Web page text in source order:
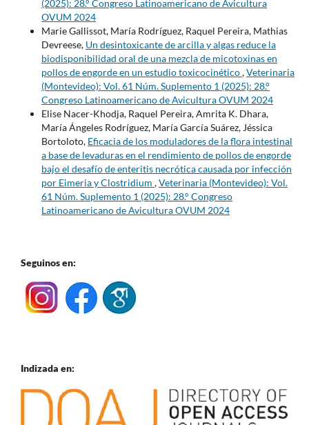
(2025): 28.° Congreso Latinoamericano de Avicultura
OVUM 2024
Marie Gallissot, María Rodríguez, Raquel Pereira, Mathias
Devreese, Un desintoxicante de arcilla y algas reduce la
biodisponibilidad oral de una mezcla de micotoxinas en
pollos de engorde en un estudio toxicocinético,Veterinaria
(Montevideo): Vol. 61 Núm. Suplemento 1 (2025): 28.°
Congreso Latinoamericano de Avicultura OVUM 2024
Elise Nacer-Khodja, Raquel Pereira, Amrita K. Dhara,
María Ángeles Rodríguez, María García Suárez, Jéssica
Bortoloto, Eficacia de los moduladores de la flora intestinal
a base de levaduras en el rendimiento de pollos de engorde
bajo el desafío de enteritis necrótica causada por infección
por Eimeria y Clostridium ,Veterinaria (Montevideo): Vol.
61 Núm. Suplemento 1 (2025): 28.° Congreso
Latinoamericano de Avicultura OVUM 2024
Seguinos en:
Indizada en: